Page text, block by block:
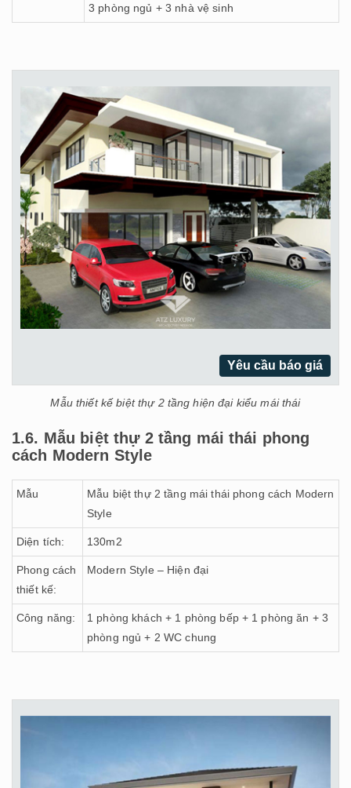
3 phòng ngủ + 3 nhà vệ sinh
Yêu cầu báo giá
Mẫu thiết kế biệt thự 2 tầng hiện đại kiểu mái thái
1.6. Mẫu biệt thự 2 tầng mái thái phong
cách Modern Style
Mẫu
Mẫu biệt thự 2 tầng mái thái phong cách Modern
Style
Diện tích: 130m2
Phong cách
thiết kế:
Modern Style – Hiện đại
Công năng:
1 phòng khách + 1 phòng bếp + 1 phòng ăn + 3
phòng ngủ + 2 WC chung